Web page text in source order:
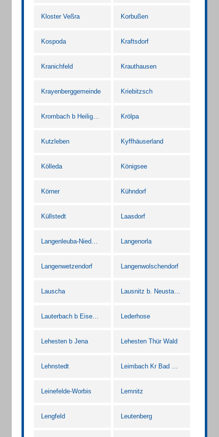
Kloster Veßra Korbußen
Kospoda Kraftsdorf
Kranichfeld Krauthausen
Krayenberggemeinde Kriebitzsch
Krombach b Heiligenstadt Heilbad Krölpa
Kutzleben Kyffhäuserland
Kölleda Königsee
Körner Kühndorf
Küllstedt Laasdorf
Langenleuba-Niederhain Langenorla
Langenwetzendorf Langenwolschendorf
Lauscha Lausnitz b. Neustadt an der Orla
Lauterbach b Eisenach Thür Lederhose
Lehesten b Jena Lehesten Thür Wald
Lehnstedt Leimbach Kr Bad Salzungen
Leinefelde-Worbis Lemnitz
Lengfeld Leutenberg